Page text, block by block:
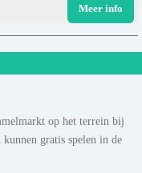
Meer info
op het terrein bij
gratis spelen in de